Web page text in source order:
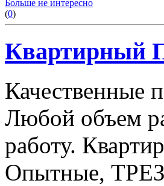
Больше не интересно
(0)
Квартирный
Качественные
Любой объем
работу.
Опытные,